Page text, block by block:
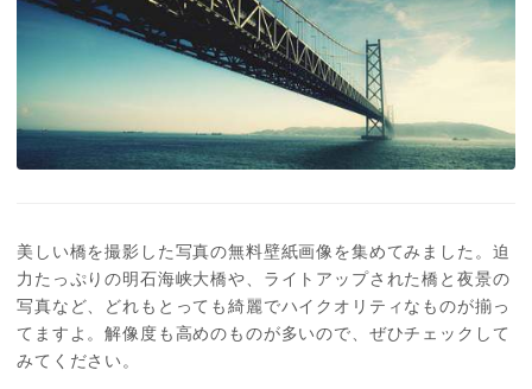
美しい橋を撮影した写真の無料壁紙画像を集めてみました。迫
力たっぷりの明石海峡大橋や、ライトアップされた橋と夜景の
写真など、どれもとっても綺麗でハイクオリティなものが揃っ
てますよ。解像度も高めのものが多いので、ぜひチェックして
みてください。